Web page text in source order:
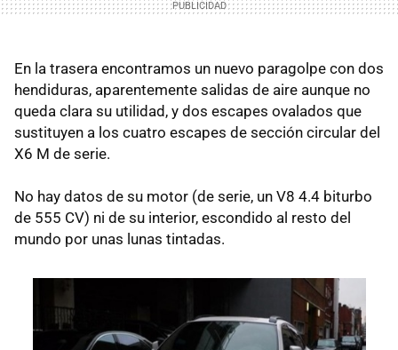
En la trasera encontramos un nuevo paragolpe con dos
hendiduras, aparentemente salidas de aire aunque no
queda clara su utilidad, y dos escapes ovalados que
sustituyen a los cuatro escapes de sección circular del
X6 M de serie.
No hay datos de su motor (de serie, un V8 4.4 biturbo
de 555 CV) ni de su interior, escondido al resto del
mundo por unas lunas tintadas.